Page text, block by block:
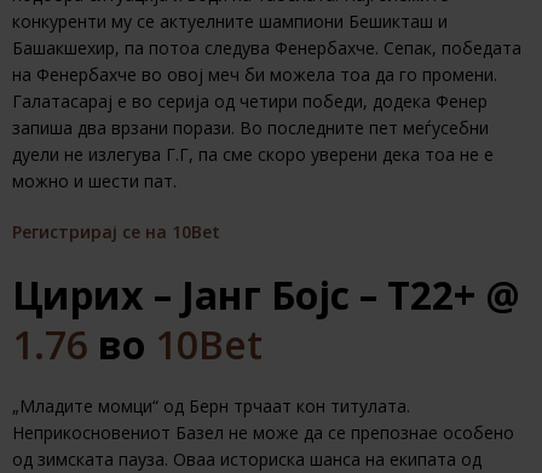
конкуренти му се актуелните шампиони Бешикташ и
Башакшехир, па потоа следува Фенербахче. Сепак, победата
на Фенербахче во овој меч би можела тоа да го промени.
Галатасарај е во серија од четири победи, додека Фенер
запиша два врзани порази. Во последните пет меѓусебни
дуели не излегува Г.Г, па сме скоро уверени дека тоа не е
можно и шести пат.
Регистрирај се на 10Bet
Цирих – Јанг Бојс – T22+ @
1.76 во 10Bet
„Младите момци“ од Берн трчаат кон титулата.
Неприкосновениот Базел не може да се препознае особено
од зимската пауза. Оваа историска шанса на екипата од